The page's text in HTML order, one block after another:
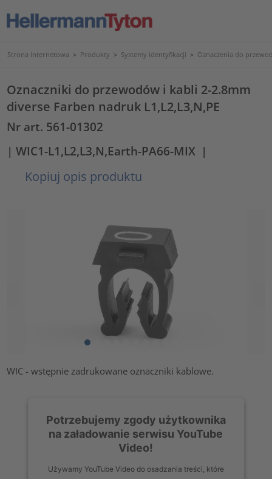
Strona internetowa > Produkty > Systemy identyfikacji > Oznaczenia do
Oznaczniki do przewodów i kabli 2-2.8mm
diverse Farben nadruk L1,L2,L3,N,PE
Nr art. 561-01302
| WIC1-L1,L2,L3,N,Earth-PA66-MIX |
Kopiuj opis produktu
WIC - wstępnie zadrukowane oznaczniki kablowe.
Potrzebujemy zgody użytkownika
na załadowanie serwisu YouTube
Video!
Używamy YouTube Video do osadzania treści, które